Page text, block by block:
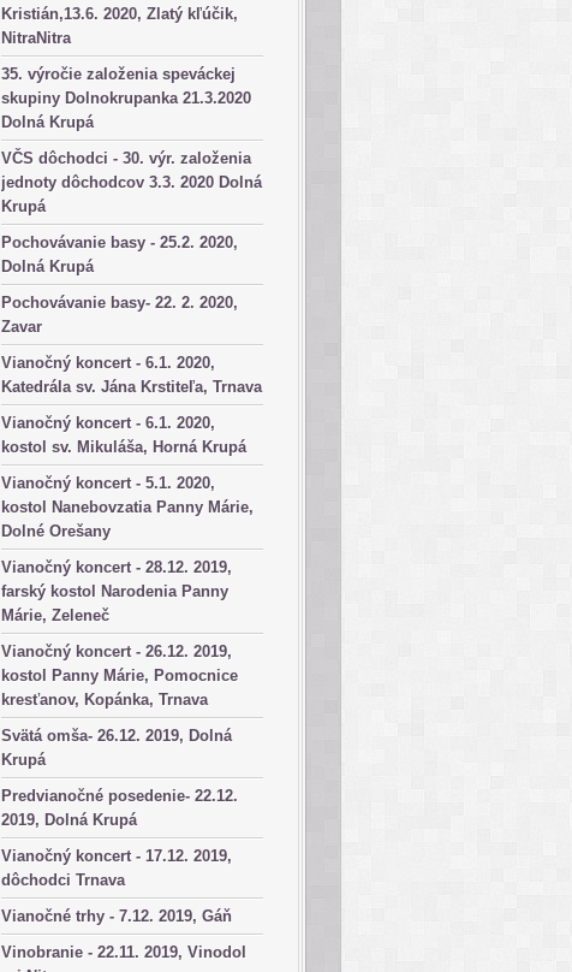
Kristián,13.6. 2020, Zlatý kľúčik,
NitraNitra
35. výročie založenia speváckej
skupiny Dolnokrupanka 21.3.2020
Dolná Krupá
VČS dôchodci - 30. výr. založenia
jednoty dôchodcov 3.3. 2020 Dolná
Krupá
Pochovávanie basy - 25.2. 2020,
Dolná Krupá
Pochovávanie basy- 22. 2. 2020,
Zavar
Vianočný koncert - 6.1. 2020,
Katedrála sv. Jána Krstiteľa, Trnava
Vianočný koncert - 6.1. 2020,
kostol sv. Mikuláša, Horná Krupá
Vianočný koncert - 5.1. 2020,
kostol Nanebovzatia Panny Márie,
Dolné Orešany
Vianočný koncert - 28.12. 2019,
farský kostol Narodenia Panny
Márie, Zeleneč
Vianočný koncert - 26.12. 2019,
kostol Panny Márie, Pomocnice
kresťanov, Kopánka, Trnava
Svätá omša- 26.12. 2019, Dolná
Krupá
Predvianočné posedenie- 22.12.
2019, Dolná Krupá
Vianočný koncert - 17.12. 2019,
dôchodci Trnava
Vianočné trhy - 7.12. 2019, Gáň
Vinobranie - 22.11. 2019, Vinodol